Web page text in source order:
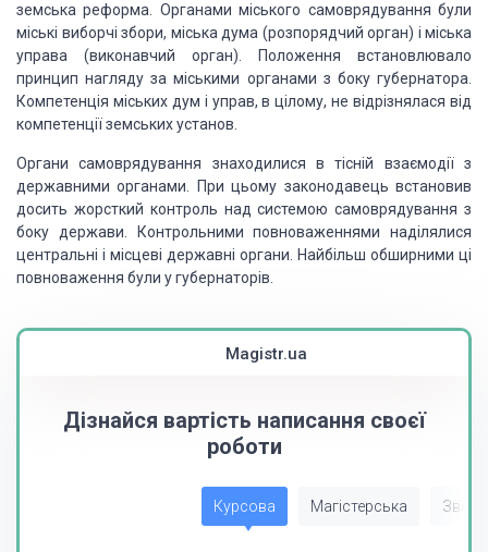
земська реформа. Органами міського самоврядування були
міські виборчі збори, міська дума (розпорядчий орган) і міська
управа (виконавчий орган). Положення встановлювало
принцип нагляду за міськими органами з боку губернатора.
Компетенція міських дум і управ, в цілому, не відрізнялася від
компетенції земських установ.
Органи самоврядування знаходилися в тісній взаємодіїз
державними органами. При цьому законодавець встановив
досить жорсткий контроль над системою самоврядування з
боку держави. Контрольними повноваженнями наділялися
центральні і місцеві державні органи. Найбільш обширними ці
повноваження були угубернаторів.
Magistr.ua
Дізнайся вартість написання своєї
роботи
Курсова Магістерська Звіт